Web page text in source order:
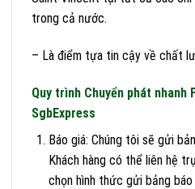
trong cả nước.
– Là điểm tựa tin cậy về chất
Quy trình Chuyển phát
SgbExpress
Báo giá: Chúng tôi sẽ gửi
Khách hàng có thể liên hệ
chọn hình thức gửi bảng báo